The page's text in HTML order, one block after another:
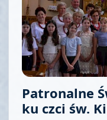
Patronalne
ku czci św.